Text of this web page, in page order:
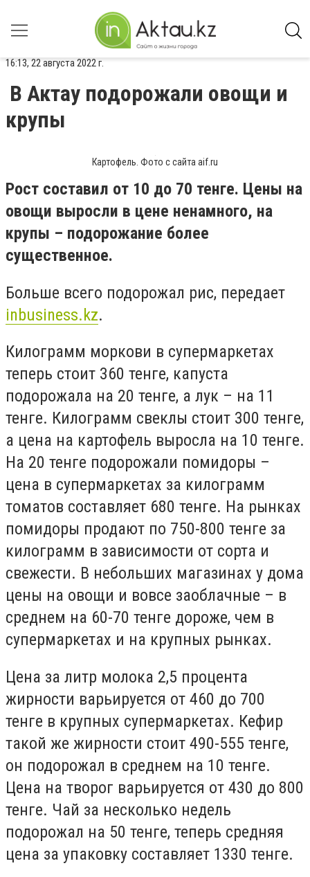
16:13, 22 августа 2022 г.
В Актау подорожали овощи и
крупы
Картофель. Фото с сайта aif.ru
Рост составил от 10 до 70 тенге. Цены на
овощи выросли в цене ненамного, на
крупы – подорожание более
существенное.
Больше всего подорожал рис, передает
inbusiness.kz.
Килограмм моркови в супермаркетах
теперь стоит 360 тенге, капуста
подорожала на 20 тенге, а лук – на 11
тенге. Килограмм свеклы стоит 300 тенге,
а цена на картофель выросла на 10 тенге.
На 20 тенге подорожали помидоры –
цена в супермаркетах за килограмм
томатов составляет 680 тенге. На рынках
помидоры продают по 750-800 тенге за
килограмм в зависимости от сорта и
свежести. В небольших магазинах у дома
цены на овощи и вовсе заоблачные – в
среднем на 60-70 тенге дороже, чем в
супермаркетах и на крупных рынках.
Цена за литр молока 2,5 процента
жирности варьируется от 460 до 700
тенге в крупных супермаркетах. Кефир
такой же жирности стоит 490-555 тенге,
он подорожал в среднем на 10 тенге.
Цена на творог варьируется от 430 до 800
тенге. Чай за несколько недель
подорожал на 50 тенге, теперь средняя
цена за упаковку составляет 1330 тенге.